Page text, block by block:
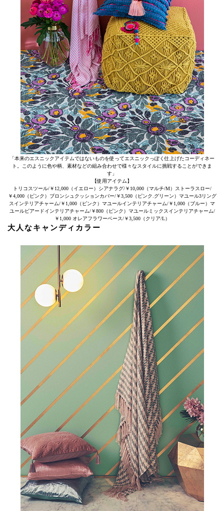
「本来のエスニックアイテムではないものを使ってエスニックっぽく仕上げたコーディネー
ト。このように色や柄、素材などの組み合わせで様々なスタイルに挑戦することができま
す」
【使用アイテム】
トリコスツール/￥12,000（イエロー）シアナラグ/￥10,000（マルチ/M）ストーラスロー/
￥4,000（ピンク）ブロンシュクッションカバー/￥3,500（ピンク.グリーン）マユール3リング
スインテリアチャーム/￥1,000（ピンク）マユールインテリアチャーム/￥1,000（ブルー）マ
ユールビアードインテリアチャーム/￥800（ピンク）マユールミックスインテリアチャーム/
￥1,000 オレアフラワーベース/￥3,500（クリア/L）
大人なキャンディカラー